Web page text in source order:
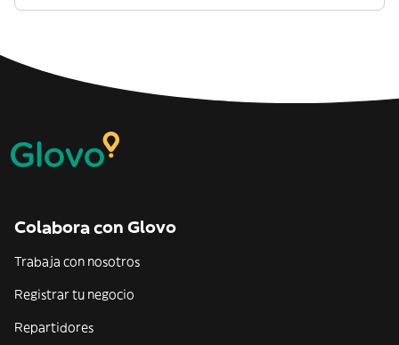
Colabora con Glovo
Trabaja con nosotros
Registrar tu negocio
Repartidores